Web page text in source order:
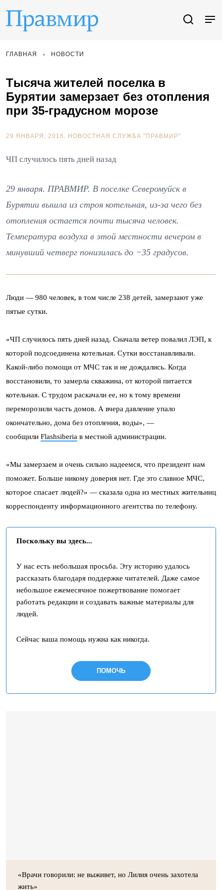
ГЛАВНАЯ НОВОСТИ
Тысяча жителей поселка в
Бурятии замерзает без отопления
при 35-градусном морозе
29 ЯНВАРЯ, 2016. НОВОСТНАЯ СЛУЖБА "ПРАВМИР"
ЧП случилось пять дней назад
29 января. ПРАВМИР. В поселке Северомуйск в
Бурятии вышла из строя котельная, из-за чего без
отопления остается почти тысяча человек.
Температура воздуха в этой местности вечером в
минувший четверг понизилась до −35 градусов.
Люди — 980 человек, в том числе 238 детей, замерзают уже
пятые сутки.
«ЧП случилось пять дней назад. Сначала ветер повалил ЛЭП, к
которой подсоединена котельная. Сутки восстанавливали.
Какой-либо помощи от МЧС так и не дождались. Когда
восстановили, то замерла скважина, от которой питается
котельная. С трудом раскачали ее, но к тому времени
переморозили часть домов. А вчера давление упало
окончательно, дома без отопления, воды», —
сообщили Flashsiberia в местной администрации.
«Мы замерзаем и очень сильно надеемся, что президент нам
поможет. Больше никому доверия нет. Где это славное МЧС,
которое спасает людей?» — сказала одна из местных жительниц
корреспонденту информационного агентства по телефону.
Поскольку вы здесь...
У нас есть небольшая просьба. Эту историю удалось
рассказать благодаря поддержке читателей. Даже самое
небольшое ежемесячное пожертвование помогает
работать редакции и создавать важные материалы для
людей.
Сейчас ваша помощь нужна как никогда.
ПОМОЧЬ
«Врачи говорили: не выживет, но Лилия очень захотела
жить»